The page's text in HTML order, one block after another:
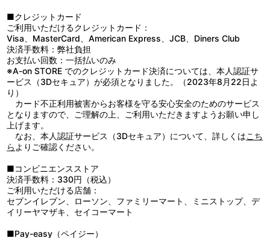
出演：河西健吾(三日月・オーガス役)、内匠靖明(昭弘・アルトラン
ド役)、寺崎裕香(クーデリア・藍那・バーンスタイン役)、金元寿子
(アトラ・ミクスタ役)
■ノンテロップOP 01
■ノンテロップED 01
他、仕様
■千葉道徳（キャラ）・有澤 寛（メカ）描き下ろしジャケット
■描き下ろし三方背ケース
ルワーズに挑む。
■第13話「葬送」
ブルワーズとの戦闘では敵味方ともに多くの犠牲が出てしまう。
残された者は死んだ者たちが生まれ変われることを祈りながら葬儀
を執り行う。
企画：サンライズ／原作：矢立 肇・富野由悠季／監督：長井龍雪／
シリーズ構成：岡田麿里／キャラクターデザイン原案：伊藤 悠／キ
ャラクターデザイン：千葉道徳／メカデザイン：鷲尾直広・海老川
兼武・形部一平・寺岡賢司・篠原 保／美術：草薙／音楽：横山 克
／制作協力：創通・ADK／製作：サンライズ・MBS
タ：金元寿子／マクギリス・ファリド：櫻井孝宏／ガエリオ・ボー
ドウィン：松風雅也 他
■クレジットカード
ご利用いただけるクレジットカード：
Visa、MasterCard、American Express、JCB、Diners Club
決済手数料：弊社負担
お支払い回数：一括払いのみ
※A-on STORE でのクレジットカード決済については、本人認証サ
ービス（3Dセキュア）が必須となりました。（2023年8月22日よ
り）
カード不正利用被害からお客様を守る安心安全のためのサービス
となりますので、ご理解の上、ご利用いただきますようお願い申し
上げます。
なお、本人認証サービス（3Dセキュア）について、詳しくはこち
ら よりご確認ください。
■コンビニエンスストア
決済手数料：330円（税込）
ご利用いただける店舗：
セブンイレブン、ローソン、ファミリーマート、ミニストップ、デ
イリーヤマザキ、セイコーマート
■Pay-easy（ペイジー）